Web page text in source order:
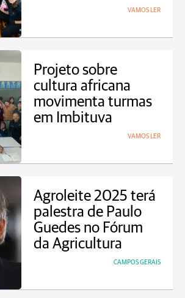
VAMOS LER
Projeto sobre
cultura africana
movimenta turmas
em Imbituva
VAMOS LER
Agroleite 2025 terá
palestra de Paulo
Guedes no Fórum
da Agricultura
CAMPOS GERAIS